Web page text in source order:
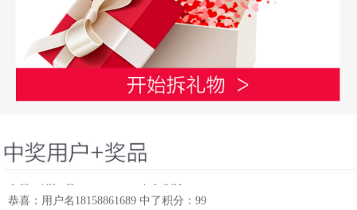
恭喜：用户名279787 中了积分：66
恭喜：用户名18158861689 中了积分：88
恭喜：用户名18158861689 中了积分：99
恭喜：用户名18158861689 中了积分：66